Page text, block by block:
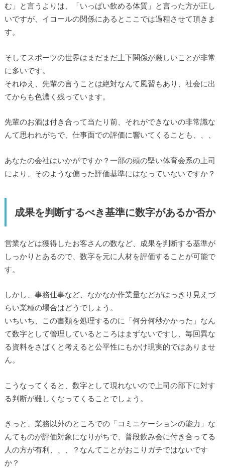
む」と言うよりは、「いっぱい飲める体質」と言った方が正し
いですが、イコールの関係にあるとここでは過程させて頂きま
す。
そしてスポーツの世界はまだまだ上下関係が厳しいことが非常
に多いです。
それゆえ、先輩の言うことは絶対なんて風習もあり、社会に出
てからも色濃く残っています。
先輩のお酒は付き合って当たり前、それができないの非常識な
んて思われがちで、仕事面での評価に響いてくることも、、、
あなたの会社はいかがですか？一部の頭の堅い体育会系の上司
により、そのような偏った評価基準にはなっていないですか？
成果を判断するべき基準に数字があるか否か
営業などは獲得したお客さんの数など、成果を判断する基準が
しっかりとあるので、数字を元に人材を評価することが可能で
す。
しかし、事務仕事など、なかなか作業量などがはっきり見えづ
らい業種の場合はどうでしょう。
いちいち、この書類を処理するのに「何分何秒かかった」なん
て数字として管理しているところはまずないですし、毎回異な
る資料をさばくと考えると公平性にもかけ現実的ではありませ
ん。
こうなってくると、数字として現れないので上司の部下に対す
る判断が難しくなってくることでしょう。
きっと、業務以外のところでの「コミニケーションの能力」な
んてものが評価対象になりがちで、普段飲み会に付き合ってる
人の方が有利、、、？なんてことがおこりガチではないです
か？